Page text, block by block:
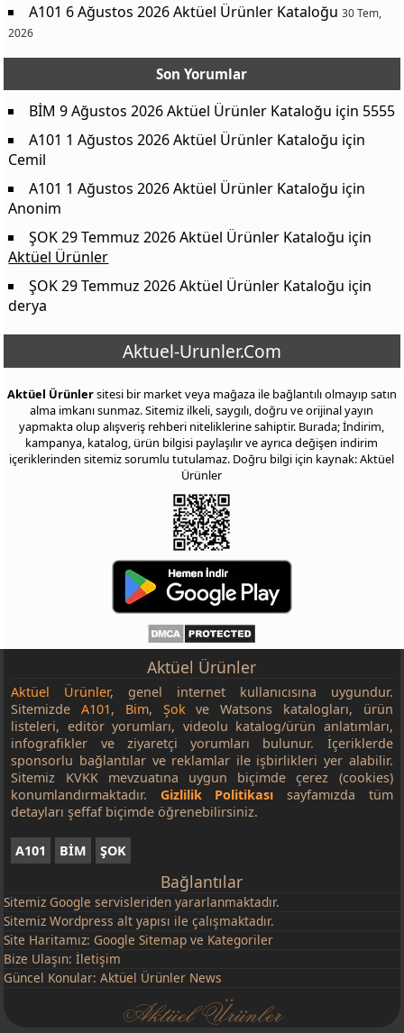
A101 6 Ağustos 2026 Aktüel Ürünler Kataloğu 30 Tem,
2026
Son Yorumlar
BİM 9 Ağustos 2026 Aktüel Ürünler Kataloğu için 5555
A101 1 Ağustos 2026 Aktüel Ürünler Kataloğu için
Cemil
A101 1 Ağustos 2026 Aktüel Ürünler Kataloğu için
Anonim
ŞOK 29 Temmuz 2026 Aktüel Ürünler Kataloğu için
Aktüel Ürünler
ŞOK 29 Temmuz 2026 Aktüel Ürünler Kataloğu için
derya
Aktuel-Urunler.Com
Aktüel Ürünlersitesi bir market veya mağaza ile bağlantılı olmayıp satın
alma imkanı sunmaz. Sitemiz ilkeli, saygılı, doğru ve orijinal yayın
yapmakta olup alışveriş rehberi niteliklerine sahiptir. Burada; İndirim,
kampanya, katalog, ürün bilgisi paylaşılır ve ayrıca değişen indirim
içeriklerinden sitemiz sorumlu tutulamaz. Doğru bilgi için kaynak: Aktüel
Ürünler
Aktüel Ürünler
Aktüel Ürünler, genel internet kullanıcısına uygundur.
SitemizdeA101, Bim, Şokve Watsons katalogları, ürün
listeleri, editör yorumları, videolu katalog/ürün anlatımları,
infografikler ve ziyaretçi yorumları bulunur. İçeriklerde
sponsorlu bağlantılar ve reklamlar ile işbirlikleri yer alabilir.
Sitemiz KVKK mevzuatına uygun biçimde çerez (cookies)
konumlandırmaktadır. Gizlilik Politikası sayfamızda tüm
detayları şeffaf biçimde öğrenebilirsiniz.
A101 BİM ŞOK
Bağlantılar
Sitemiz Google servisleriden yararlanmaktadır.
Sitemiz Wordpress alt yapısı ile çalışmaktadır.
Site Haritamız: Google Sitemap ve Kategoriler
Bize Ulaşın:İletişim
Güncel Konular:Aktüel Ürünler News